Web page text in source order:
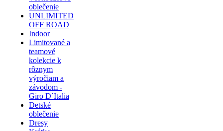
oblečenie
UNLIMITED
OFF ROAD
Indoor
Limitované a
teamové
kolekcie k
rôznym
výročiam a
závodom -
Giro D´Italia
Detské
oblečenie
Dresy